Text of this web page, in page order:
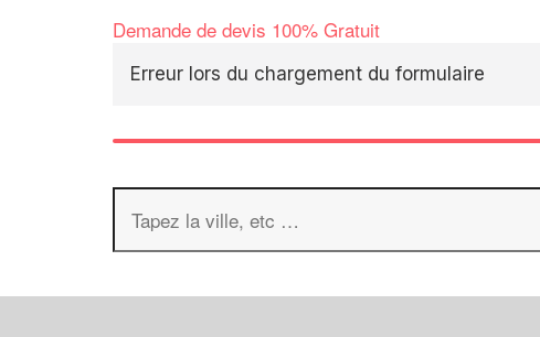
Demande de devis 100% Gratuit
Erreur lors du chargement du formulaire